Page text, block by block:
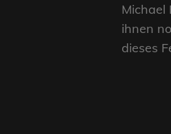
Michael
ihnen
dieses